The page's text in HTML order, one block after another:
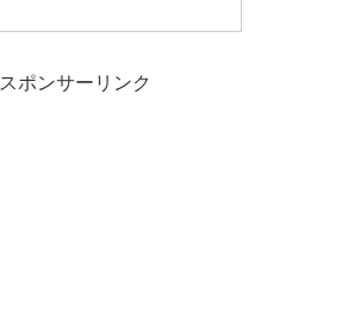
スポンサーリンク